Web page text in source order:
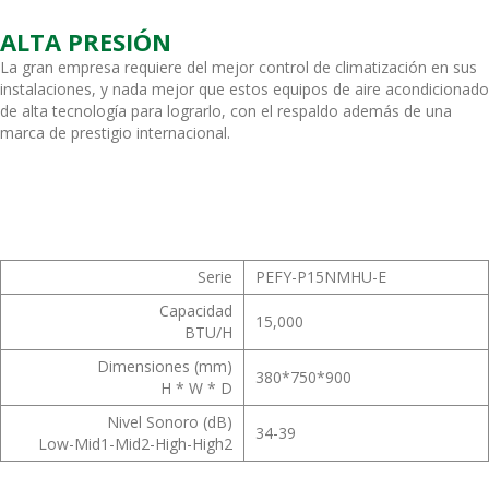
ALTA PRESIÓN
La gran empresa requiere del mejor control de climatización en sus
instalaciones, y nada mejor que estos equipos de aire acondicionado
de alta tecnología para lograrlo, con el respaldo además de una
marca de prestigio internacional.
Serie
PEFY-P15NMHU-E
Capacidad
BTU/H
15,000
Dimensiones (mm)
H * W * D
380*750*900
Nivel Sonoro (dB)
Low-Mid1-Mid2-High-High2
34-39